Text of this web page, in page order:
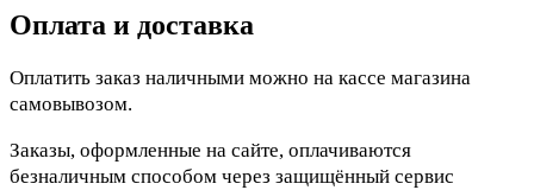
Оплата и доставка
Оплатить заказ наличными можно на кассе магазина
самовывозом.
Заказы, оформленные на сайте, оплачиваются
безналичным способом через защищённый сервис